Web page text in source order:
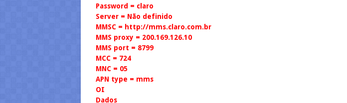
Password = claro
Server = Não definido
MMSC = http://mms.claro.com.br
MMS proxy = 200.169.126.10
MMS port = 8799
MCC = 724
MNC = 05
APN type = mms
OI
Dados